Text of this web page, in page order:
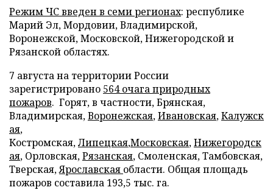
Режим ЧС введен в семи регионах: республике
Марий Эл, Мордовии, Владимирской,
Воронежской, Московской, Нижегородской и
Рязанской областях.
7 августа на территории России
зарегистрировано 564 очага природных
пожаров. Горят, в частности, Брянская,
Владимирская,Воронежская,Ивановская,Калужск
ая,
Костромская,Липецкая,Московская,Нижегородск
ая, Орловская,Рязанская, Смоленская, Тамбовская,
Тверская,Ярославская области. Общая площадь
пожаров составила 193,5 тыс. га.